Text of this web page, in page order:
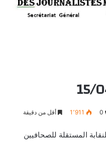
0 1٬911 أقل من دقيقة
المستقلة للصحافيين